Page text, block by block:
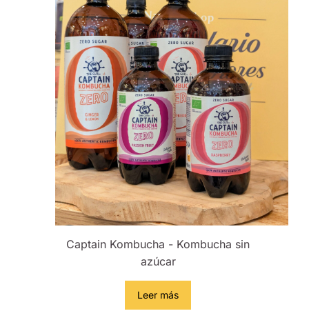
Captain Kombucha - Kombucha sin
azúcar
Leer más